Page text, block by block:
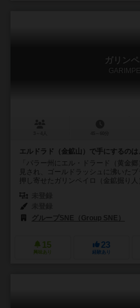
ガリン
エルドラド（金鉱山）で手にするの
「パラー州にエル・ドラード（黄金
見され、ゴールドラッシュに沸いた
押し寄せたガリンペイロ（金鉱掘り人
グループSNE（Group SNE）
15
興味あり
23
経験あり